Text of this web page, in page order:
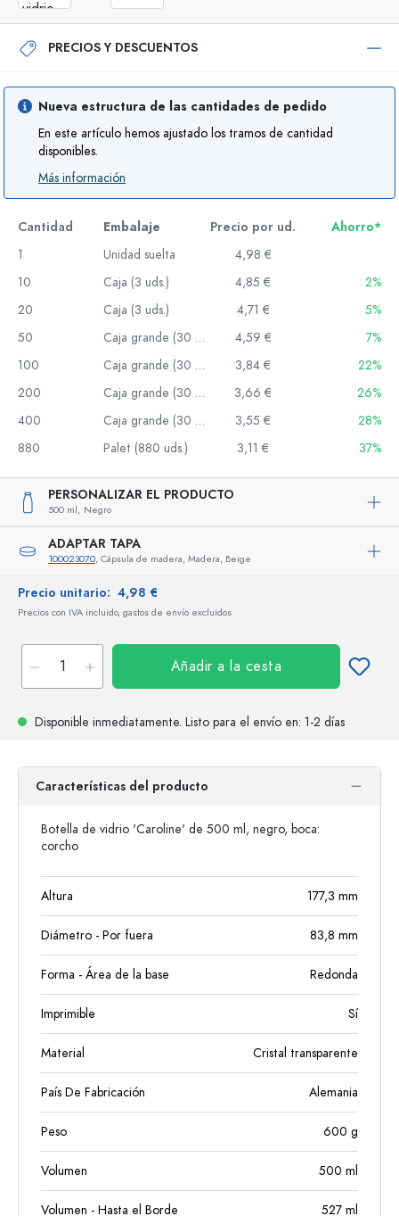
PRECIOS Y DESCUENTOS
Nueva estructura de las cantidades de pedido
En este artículo hemos ajustado los tramos de cantidad
disponibles.
Más información
Cantidad Embalaje Precio por ud.
Ahorro*
1
Unidad suelta
4,98 €
10
Caja (3 uds.) 4,85 €
2%
20
Caja (3 uds.) 4,71 €
5%
50
Caja grande (30 uds.) 4,59 €
7%
100
Caja grande (30 uds.) 3,84 €
22%
200
Caja grande (30 uds.) 3,66 €
26%
400
Caja grande (30 uds.) 3,55 €
28%
880
Palet (880 uds.) 3,11 € 37%
PERSONALIZAR EL PRODUCTO
500 ml, Negro
ADAPTAR TAPA
100023070, Cápsula de madera, Madera, Beige
Precio unitario: 4,98 €
Precios con IVA incluido, gastos de envío excluidos
Añadir a la cesta
Disponible inmediatamente. Listo para el envío en: 1-2 días
Características del producto
Botella de vidrio 'Caroline' de 500 ml, negro, boca:
corcho
Altura 177,3 mm
Diámetro - Por fuera 83,8 mm
Forma - Área de la base Redonda
Imprimible Sí
Material Cristal transparente
País De Fabricación Alemania
Peso 600 g
Volumen 500 ml
Volumen - Hasta el Borde 527 ml